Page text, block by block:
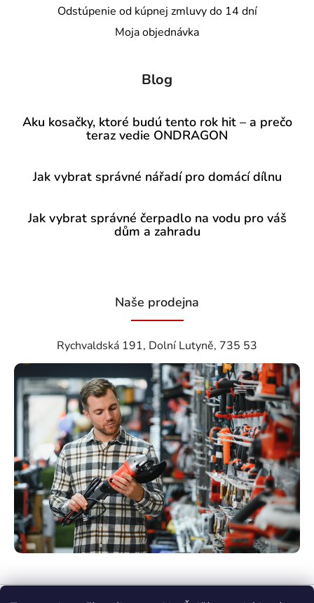
Odstúpenie od kúpnej zmluvy do 14 dní
Moja objednávka
Blog
Aku kosačky, ktoré budú tento rok hit – a prečo
teraz vedie ONDRAGON
Jak vybrat správné nářadí pro domácí dílnu
Jak vybrat správné čerpadlo na vodu pro váš
dům a zahradu
Naše prodejna
Rychvaldská 191, Dolní Lutyně, 735 53